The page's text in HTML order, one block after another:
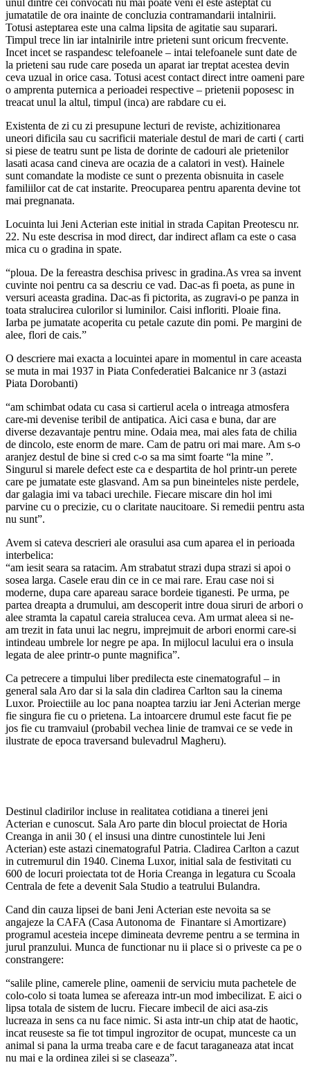
jumatatile de ora inainte de concluzia contramandarii intalnirii.
Totusi asteptarea este una calma lipsita de agitatie sau suparari.
Timpul trece lin iar intalnirile intre prieteni sunt oricum frecvente.
Incet incet se raspandesc telefoanele – intai telefoanele sunt date de
la prieteni sau rude care poseda un aparat iar treptat acestea devin
ceva uzual in orice casa. Totusi acest contact direct intre oameni pare
o amprenta puternica a perioadei respective – prietenii poposesc in
treacat unul la altul, timpul (inca) are rabdare cu ei.
Existenta de zi cu zi presupune lecturi de reviste, achizitionarea
uneori dificila sau cu sacrificii materiale destul de mari de carti ( carti
si piese de teatru sunt pe lista de dorinte de cadouri ale prietenilor
lasati acasa cand cineva are ocazia de a calatori in vest). Hainele
sunt comandate la modiste ce sunt o prezenta obisnuita in casele
familiilor cat de cat instarite. Preocuparea pentru aparenta devine tot
mai pregnanata.
Locuinta lui Jeni Acterian este initial in strada Capitan Preotescu nr.
22. Nu este descrisa in mod direct, dar indirect aflam ca este o casa
mica cu o gradina in spate.
“ploua. De la fereastra deschisa privesc in gradina.As vrea sa invent
cuvinte noi pentru ca sa descriu ce vad. Dac-as fi poeta, as pune in
versuri aceasta gradina. Dac-as fi pictorita, as zugravi-o pe panza in
toata stralucirea culorilor si luminilor. Caisi infloriti. Ploaie fina.
Iarba pe jumatate acoperita cu petale cazute din pomi. Pe margini de
alee, flori de cais.”
O descriere mai exacta a locuintei apare in momentul in care aceasta
se muta in mai 1937 in Piata Confederatiei Balcanice nr 3 (astazi
Piata Dorobanti)
“am schimbat odata cu casa si cartierul acela o intreaga atmosfera
care-mi devenise teribil de antipatica. Aici casa e buna, dar are
diverse dezavantaje pentru mine. Odaia mea, mai ales fata de chilia
de dincolo, este enorm de mare. Cam de patru ori mai mare. Am s-o
aranjez destul de bine si cred c-o sa ma simt foarte “la mine ”.
Singurul si marele defect este ca e despartita de hol printr-un perete
care pe jumatate este glasvand. Am sa pun bineinteles niste perdele,
dar galagia imi va tabaci urechile. Fiecare miscare din hol imi
parvine cu o precizie, cu o claritate naucitoare. Si remedii pentru asta
nu sunt”.
Avem si cateva descrieri ale orasului asa cum aparea el in perioada
interbelica:
“am iesit seara sa ratacim. Am strabatut strazi dupa strazi si apoi o
sosea larga. Casele erau din ce in ce mai rare. Erau case noi si
moderne, dupa care apareau sarace bordeie tiganesti. Pe urma, pe
partea dreapta a drumului, am descoperit intre doua siruri de arbori o
alee stramta la capatul careia stralucea ceva. Am urmat aleea si ne-
am trezit in fata unui lac negru, imprejmuit de arbori enormi care-si
intindeau umbrele lor negre pe apa. In mijlocul lacului era o insula
legata de alee printr-o punte magnifica”.
Ca petrecere a timpului liber predilecta este cinematograful – in
general sala Aro dar si la sala din cladirea Carlton sau la cinema
Luxor. Proiectiile au loc pana noaptea tarziu iar Jeni Acterian merge
fie singura fie cu o prietena. La intoarcere drumul este facut fie pe
jos fie cu tramvaiul (probabil vechea linie de tramvai ce se vede in
ilustrate de epoca traversand bulevadrul Magheru).
Destinul cladirilor incluse in realitatea cotidiana a tinerei jeni
Acterian e cunoscut. Sala Aro parte din blocul proiectat de Horia
Creanga in anii 30 ( el insusi una dintre cunostintele lui Jeni
Acterian) este astazi cinematograful Patria. Cladirea Carlton a cazut
in cutremurul din 1940. Cinema Luxor, initial sala de festivitati cu
600 de locuri proiectata tot de Horia Creanga in legatura cu Scoala
Centrala de fete a devenit Sala Studio a teatrului Bulandra.
Cand din cauza lipsei de bani Jeni Acterian este nevoita sa se
angajeze la CAFA (Casa Autonoma de Finantare si Amortizare)
programul acesteia incepe dimineata devreme pentru a se termina in
jurul pranzului. Munca de functionar nu ii place si o priveste ca pe o
constrangere:
“salile pline, camerele pline, oamenii de serviciu muta pachetele de
colo-colo si toata lumea se afereaza intr-un mod imbecilizat. E aici o
lipsa totala de sistem de lucru. Fiecare imbecil de aici asa-zis
lucreaza in sens ca nu face nimic. Si asta intr-un chip atat de haotic,
incat reuseste sa fie tot timpul ingrozitor de ocupat, munceste ca un
animal si pana la urma treaba care e de facut taraganeaza atat incat
nu mai e la ordinea zilei si se claseaza”.